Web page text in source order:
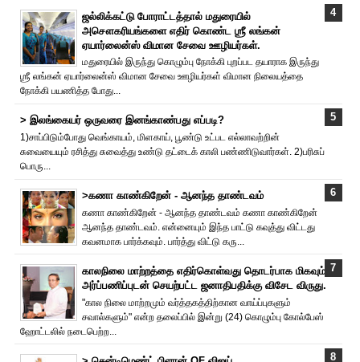
ஜல்லிக்கட்டு போராட்டத்தால் மதுரையில்
அசௌகரியங்களை எதிர் கொண்ட ஶ்ரீ லங்கன்
ஏயார்லைன்ஸ் விமான சேவை ஊழியர்கள்.
மதுரையில் இருந்து கொழும்பு நோக்கி புறப்பட தயாராக இருந்து
ஶ்ரீ லங்கன் ஏயார்லைன்ஸ் விமான சேவை ஊழியர்கள் விமான நிலையத்தை
நோக்கி பயணித்த போது...
> இலங்கையர் ஒருவரை இனங்காண்பது எப்படி?
1)சாப்பிடும்போது வெங்காயம், மிளகாய், பூண்டு உட்பட எல்லாவற்றின்
சுவையையும் ரசித்து சுவைத்து உண்டு தட்டைக் காலி பண்ணிடுவார்கள். 2)பரிசுப்
பொரு...
>கணா காண்கிறேன் - ஆனந்த தாண்டவம்
கணா காண்கிறேன் - ஆனந்த தாண்டவம் கணா காண்கிறேன்
ஆனந்த தாண்டவம். என்னையும் இந்த பாட்டு கவுத்து விட்டது
கவனமாக பார்க்கவும். பார்த்து விட்டு கரு...
காலநிலை மாற்றத்தை எதிர்கொள்வது தொடர்பாக மிகவும்
அர்ப்பணிப்புடன் செயற்பட்ட ஜனாதிபதிக்கு விசேட விருது.
"கால நிலை மாற்றமும் வர்த்தகத்திற்கான வாய்ப்புகளும்
சவால்களும்" என்ற தலைப்பில் இன்று (24) கொழும்பு கோல்பேஸ்
ஹோட்டலில் நடைபெற்ற...